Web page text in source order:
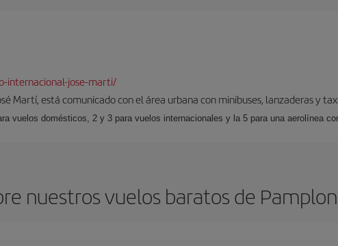
internacional-jose-marti/
Martí, está comunicado con el área urbana con minibuses, lanzaderas y
vuelos domésticos, 2 y 3 para vuelos internacionales y la 5 para una aerolínea
nuestros vuelos baratos de